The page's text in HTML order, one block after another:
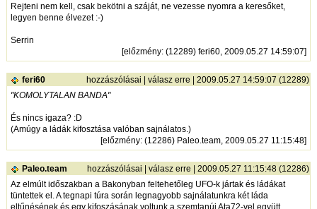
Rejteni nem kell, csak bekötni a száját, ne vezesse nyomra a keresőket,
legyen benne élvezet :-)
Serrin
[előzmény: (12289) feri60, 2009.05.27 14:59:07]
feri60 hozzászólásai | válasz erre | 2009.05.27 14:59:07 (12289)
"KOMOLYTALAN BANDA"
És nincs igaza? :D
(Amúgy a ládák kifosztása valóban sajnálatos.)
[előzmény: (12286) Paleo.team, 2009.05.27 11:15:48]
Paleo.team hozzászólásai | válasz erre | 2009.05.27 11:15:48 (12286)
Az elmúlt időszakban a Bakonyban feltehetőleg UFO-k jártak és ládákat
tüntettek el. A tegnapi túra során legnagyobb sajnálatunkra két láda
eltűnésének és egy kifoszásának voltunk a szemtanúi Ata72-vel együtt.